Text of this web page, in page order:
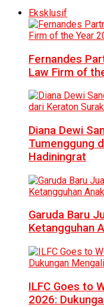
Eksklusif
Fernandes
Law Firm of
Diana Dewi
Tumenggung
Hadiningrat
Garuda Baru
Ketangguhan
ILFC Goes to
2026: